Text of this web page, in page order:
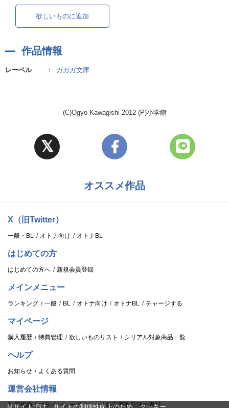
欲しいものに追加
作品情報
レーベル ： ガガガ文庫
(C)Ogyo Kawagishi 2012 (P)小学館
オススメ作品
X（旧Twitter）
一般・BL オトナ向け オトナBL
はじめての方
はじめての方へ 新規会員登録
メインメニュー
ランキング 一般 BL オトナ向け オトナBL チャージする
マイページ
購入履歴 特典管理 欲しいものリスト シリアル対象商品一覧
ヘルプ
お知らせ よくある質問
運営会社情報
利用規約 プライバシーポリシー 特定商取引法の表記